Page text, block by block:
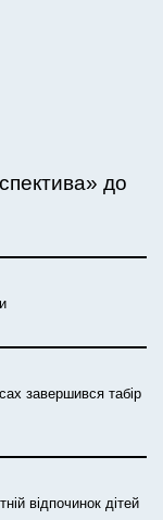
до
завершився табір
відпочинок дітей